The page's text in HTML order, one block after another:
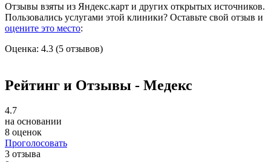
Отзывы взяты из Яндекс.карт и других открытых источников.
Пользовались услугами этой клиники? Оставьте свой отзыв и
оцените это место:
Оценка: 4.3 (5 отзывов)
Рейтинг и Отзывы - Медекс
4.7
на основании
8 оценок
Проголосовать
3 отзыва